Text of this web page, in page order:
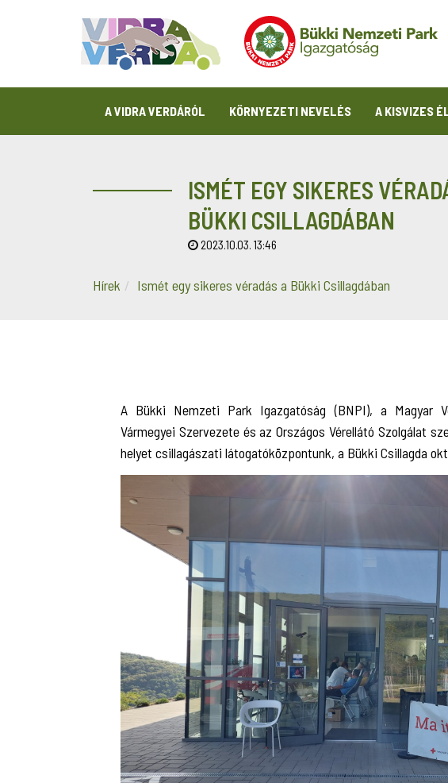
A VIDRA VERDÁRÓL KÖRNYEZETI NEVELÉS A KISVIZES
ISMÉT EGY SIKERES
BÜKKI CSILLAGDÁBAN
2023.10.03. 13:46
Hírek Ismét egy sikeres véradás a Bükki Csillagdában
A Bükki Nemzeti Park Igazgatóság (BNPI), a Magyar
Vármegyei Szervezete és az Országos Vérellátó Szolgálat
helyet csillagászati látogatóközpontunk, a Bükki Csillagda